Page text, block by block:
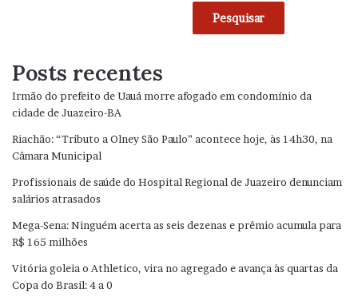
Pesquisar
Posts recentes
Irmão do prefeito de Uauá morre afogado em condomínio da
cidade de Juazeiro-BA
Riachão: “Tributo a Olney São Paulo” acontece hoje, às 14h30, na
Câmara Municipal
Profissionais de saúde do Hospital Regional de Juazeiro denunciam
salários atrasados
Mega-Sena: Ninguém acerta as seis dezenas e prêmio acumula para
R$ 165 milhões
Vitória goleia o Athletico, vira no agregado e avança às quartas da
Copa do Brasil: 4 a 0